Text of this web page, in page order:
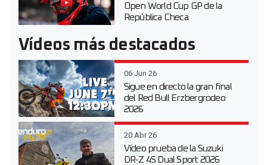
Open World Cup GP de la
República Checa
Vídeos más destacados
06 Jun 26
Sigue en directo la gran final
del Red Bull Erzbergrodeo
2026
20 Abr 26
Vídeo prueba de la Suzuki
DR-Z 4S Dual Sport 2026